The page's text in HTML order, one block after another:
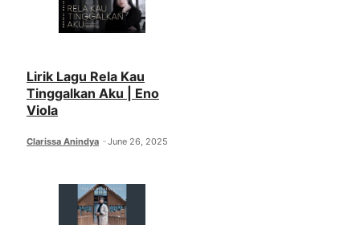
Lirik Lagu Rela Kau
Tinggalkan Aku | Eno
Viola
Clarissa Anindya June 26, 2025